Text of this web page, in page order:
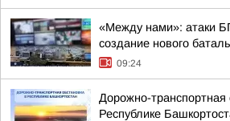
«Между нами»: атаки
создание нового
09:24
Дорожно-транспортная
Республике